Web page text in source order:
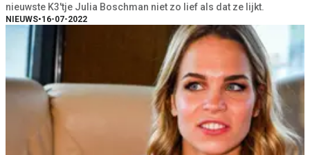
nieuwste K3'tje Julia Boschman niet zo lief als dat ze lijkt.
NIEUWS•16-07-2022